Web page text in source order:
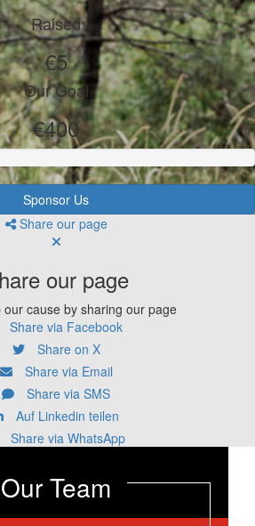
Raised
€5
Our Goal
€400
Sponsor Us
Share our page
our page
our cause by sharing our page
Share via Facebook
Share on X
Share via Email
Share via SMS
Auf Linkedin teilen
Share via WhatsApp
Our Team